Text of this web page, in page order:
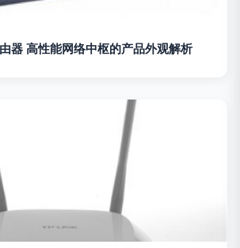
器 高性能网络中枢的产品外观解析